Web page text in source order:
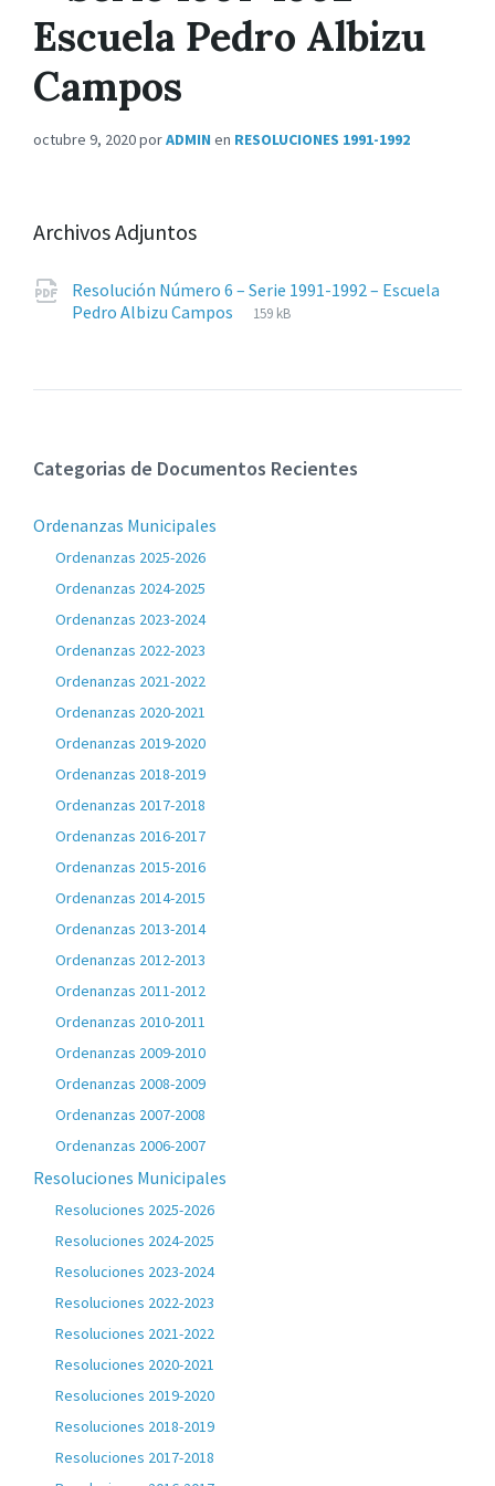
Escuela Pedro Albizu
Campos
octubre 9, 2020porADMIN en RESOLUCIONES 1991-1992
Archivos Adjuntos
Resolución Número 6 – Serie 1991-1992 – Escuela
Pedro Albizu Campos
Extensiones
pdf
Tamaño
159 kB
Categorias de Documentos Recientes
Ordenanzas Municipales
Ordenanzas 2025-2026
Ordenanzas 2024-2025
Ordenanzas 2023-2024
Ordenanzas 2022-2023
Ordenanzas 2021-2022
Ordenanzas 2020-2021
Ordenanzas 2019-2020
Ordenanzas 2018-2019
Ordenanzas 2017-2018
Ordenanzas 2016-2017
Ordenanzas 2015-2016
Ordenanzas 2014-2015
Ordenanzas 2013-2014
Ordenanzas 2012-2013
Ordenanzas 2011-2012
Ordenanzas 2010-2011
Ordenanzas 2009-2010
Ordenanzas 2008-2009
Ordenanzas 2007-2008
Ordenanzas 2006-2007
Resoluciones Municipales
Resoluciones 2025-2026
Resoluciones 2024-2025
Resoluciones 2023-2024
Resoluciones 2022-2023
Resoluciones 2021-2022
Resoluciones 2020-2021
Resoluciones 2019-2020
Resoluciones 2018-2019
Resoluciones 2017-2018